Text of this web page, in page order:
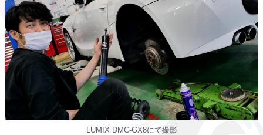
LUMIX DMC-GX8にて撮影